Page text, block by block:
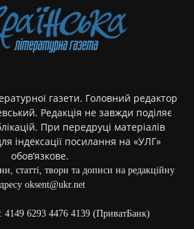
газети. Головний редактор
Редакція не завжди поділяє
При передруці матеріалів
індексації посилання на «УЛГ»
обов’язкове.
статті, твори та дописи на редакційну
oksent@ukr.net
6293 4476 4139 (ПриватБанк)